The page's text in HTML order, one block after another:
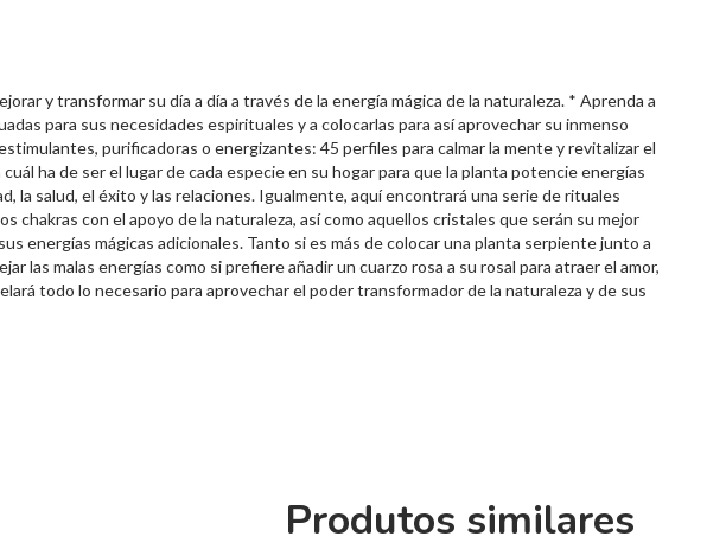
y transformar su día a día a través de la energía mágica de la naturaleza. * Aprenda a
para sus necesidades espirituales y a colocarlas para así aprovechar su inmenso
purificadoras o energizantes: 45 perfiles para calmar la mente y revitalizar el
ha de ser el lugar de cada especie en su hogar para que la planta potencie energías
la salud, el éxito y las relaciones. Igualmente, aquí encontrará una serie de rituales
chakras con el apoyo de la naturaleza, así como aquellos cristales que serán su mejor
energías mágicas adicionales. Tanto si es más de colocar una planta serpiente junto a
las malas energías como si prefiere añadir un cuarzo rosa a su rosal para atraer el amor,
todo lo necesario para aprovechar el poder transformador de la naturaleza y de sus
Produtos similares